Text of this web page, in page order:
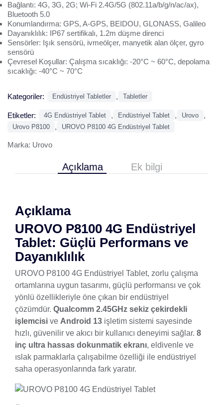
Bağlantı: 4G, 3G, 2G; Wi-Fi 2.4G/5G (802.11a/b/g/n/ac/ax),
Bluetooth 5.0
Konumlandırma: GPS, A-GPS, BEIDOU, GLONASS, Galileo
Dayanıklılık: IP67 sertifikalı, 1.2m düşme direnci
Sensörler: Işık sensörü, ivmeölçer, manyetik alan ölçer, gyro
sensörü
Çevresel Koşullar: Çalışma sıcaklığı: -20°C ~ 60°C, depolama
sıcaklığı: -40°C ~ 70°C
Kategoriler: Endüstriyel Tabletler , Tabletler
Etiketler: 4G Endüstriyel Tablet , Endüstriyel Tablet , Urovo ,
Urovo P8100 , UROVO P8100 4G Endüstriyel Tablet
Marka: Urovo
Açıklama Ek bilgi
Açıklama
UROVO P8100 4G Endüstriyel
Tablet: Güçlü Performans ve
Dayanıklılık
UROVO P8100 4G Endüstriyel Tablet, zorlu çalışma
ortamlarına uygun tasarımı, güçlü performansı ve çok
yönlü özellikleriyle öne çıkan bir endüstriyel
çözümdür. Qualcomm 2.45GHz sekiz çekirdekli
işlemcisi ve Android 13 işletim sistemi sayesinde
hızlı, güvenilir ve akıcı bir kullanıcı deneyimi sağlar. 8
inç ultra hassas dokunmatik ekranı, eldivenle ve
ıslak parmaklarla çalışabilme özelliği ile endüstriyel
saha operasyonlarında fark yaratır.